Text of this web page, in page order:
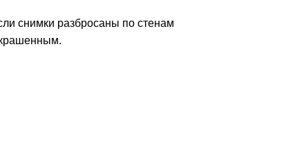
снимки разбросаны по стенам